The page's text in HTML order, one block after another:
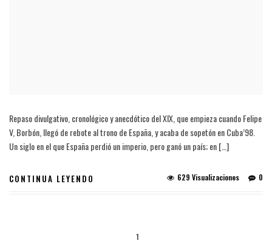
Repaso divulgativo, cronológico y anecdótico del XIX, que empieza cuando Felipe
V, Borbón, llegó de rebote al trono de España, y acaba de sopetón en Cuba’98.
Un siglo en el que España perdió un imperio, pero ganó un país; en […]
CONTINUA LEYENDO 0
629 Visualizaciones
1